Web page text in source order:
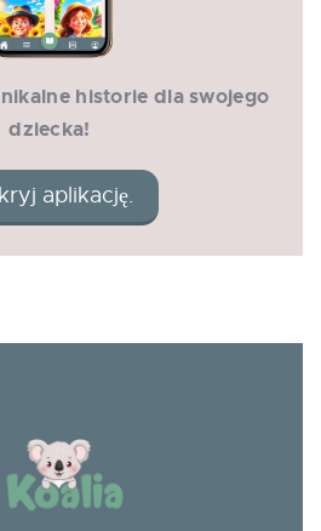
historie dla swojego
dziecka!
aplikację.